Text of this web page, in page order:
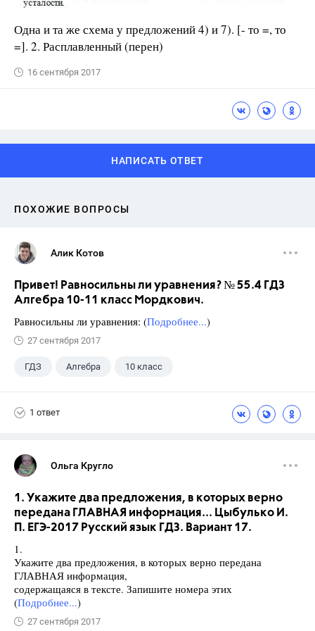
Одна и та же схема у предложений 4) и 7). [- то =, то
=]. 2. Расплавленный (перен)
16 сентября 2017
НАПИСАТЬ ОТВЕТ
ПОХОЖИЕ ВОПРОСЫ
Алик Котов
Привет! Равносильны ли уравнения? № 55.4 ГДЗ
Алгебра 10-11 класс Мордкович.
Равносильны ли уравнения: (Подробнее...)
27 сентября 2017
ГДЗ Алгебра 10 класс
1 ответ
Ольга Кругло
1. Укажите два предложения, в которых верно
передана ГЛАВНАЯ информация... Цыбулько И.
П. ЕГЭ-2017 Русский язык ГДЗ. Вариант 17.
1.
Укажите два предложения, в которых верно передана
ГЛАВНАЯ информация,
содержащаяся в тексте. Запишите номера этих
(Подробнее...)
27 сентября 2017